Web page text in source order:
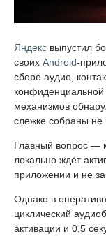
Яндекс выпустил
своих Android-
сборе аудио,
механизмов
слежке собраны не
Главный вопрос —
локально ждёт
приложении и не
Однако в
циклический
активации и 0,5